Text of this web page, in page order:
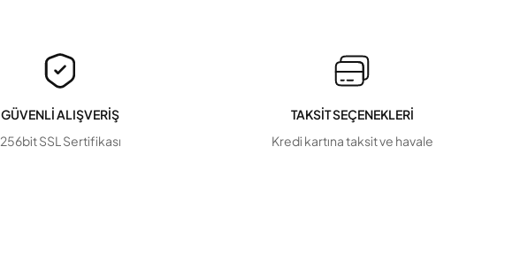
GÜVENLİ ALIŞVERİŞ
256bit SSL Sertifikası
TAKSİT SEÇENEKLERİ
Kredi kartına taksit ve havale